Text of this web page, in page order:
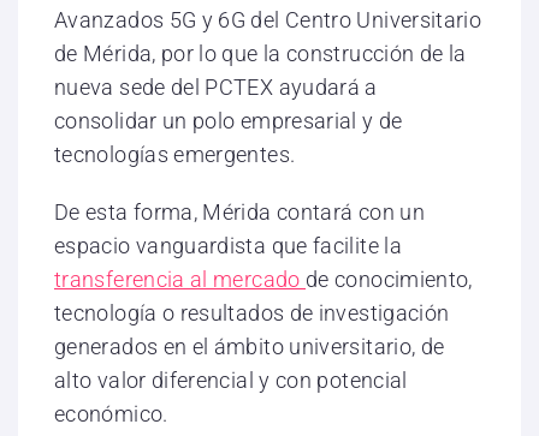
Avanzados 5G y 6G del Centro Universitario
de Mérida, por lo que la construcción de la
nueva sede del PCTEX ayudará a
consolidar un polo empresarial y de
tecnologías emergentes.
De esta forma, Mérida contará con un
espacio vanguardista que facilite la
transferencia al mercado de conocimiento,
tecnología o resultados de investigación
generados en el ámbito universitario, de
alto valor diferencial y con potencial
económico.